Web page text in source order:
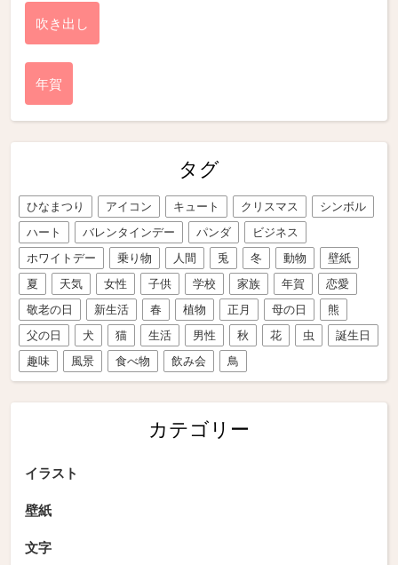
吹き出し
年賀
タグ
ひなまつり アイコン キュート クリスマス
シンボル
ハート
バレンタインデー パンダ
ビジネス
ホワイトデー
乗り物 人間 兎 冬 動物
壁紙
夏
天気 女性 子供 学校 家族 年賀
恋愛
敬老の日
新生活 春 植物 正月 母の日
熊
父の日
犬 猫 生活 男性 秋 花 虫
誕生日
趣味
風景 食べ物 飲み会 鳥
カテゴリー
イラスト
壁紙
文字